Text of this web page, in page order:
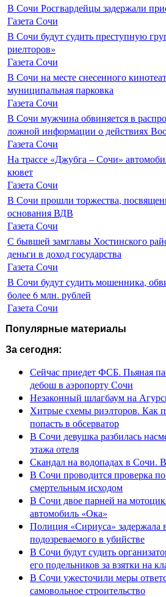
В Сочи Росгвардейцы задержали
Газета Сочи
В Сочи будут судить преступную
риелторов»
Газета Сочи
В Сочи на месте снесенного
муниципальная парковка
Газета Сочи
В Сочи мужчина обвиняется в
ложной информации о действиях
Газета Сочи
На трассе «Джубга – Сочи»
кювет
Газета Сочи
В Сочи прошли торжества,
основания ВДВ
Газета Сочи
С бывшей замглавы Хостинского
деньги в доход государства
Газета Сочи
В Сочи будут судить мошенника,
более 6 млн. рублей
Газета Сочи
Популярные материалы
За сегодня:
Сейчас приедет ФСБ. Пьяная
дебош в аэропорту Сочи
Незаконный шлагбаум на
Хитрые схемы риэлторов. Как
попасть в обсерватор
В Сочи девушка разбилась
этажа отеля
Скандал на водопадах в Сочи.
В Сочи проводится проверка
смертельным исходом
В Сочи двое парней на
автомобиль «Ока»
Полиция «Сириуса»
подозреваемого в убийстве
В Сочи будут судить
его подельников за взятки на
В Сочи ужесточили меры
самовольное строительство